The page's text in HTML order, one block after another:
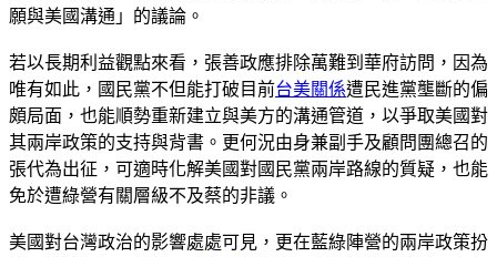
願與美國溝通」的議論。
若以長期利益觀點來看，張善政應排除萬難到華府訪問，因為
唯有如此，國民黨不但能打破目前台美關係遭民進黨壟斷的偏
頗局面，也能順勢重新建立與美方的溝通管道，以爭取美國對
其兩岸政策的支持與背書。更何況由身兼副手及顧問團總召的
張代為出征，可適時化解美國對國民黨兩岸路線的質疑，也能
免於遭綠營有關層級不及蔡的非議。
美國對台灣政治的影響處處可見，更在藍綠陣營的兩岸政策扮